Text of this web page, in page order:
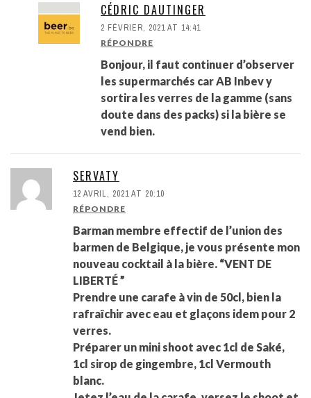
CÉDRIC DAUTINGER
2 FÉVRIER, 2021 AT 14:41
RÉPONDRE
Bonjour, il faut continuer d’observer
les supermarchés car AB Inbev y
sortira les verres de la gamme (sans
doute dans des packs) si la bière se
vend bien.
SERVATY
12 AVRIL, 2021 AT 20:10
RÉPONDRE
Barman membre effectif de l’union des
barmen de Belgique, je vous présente mon
nouveau cocktail à la bière. “VENT DE
LIBERTÉ ”
Prendre une carafe à vin de 50cl, bien la
rafraîchir avec eau et glaçons idem pour 2
verres.
Préparer un mini shoot avec 1cl de Saké,
1cl sirop de gingembre, 1cl Vermouth
blanc.